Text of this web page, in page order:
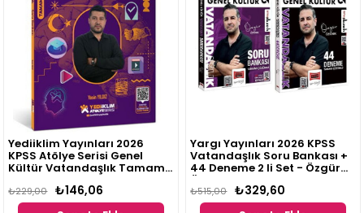
Yediiklim Yayınları 2026
KPSS Atölye Serisi Genel
Kültür Vatandaşlık Tamamı
Video Çözümlü Soru Bankası
Yasin Yıldız₺146,06
₺229,00
Yargı Yayınları 2026 KPSS
Vatandaşlık Soru Bankası +
44 Deneme 2 li Set - Özgür
Özkınık
₺329,60
₺515,00